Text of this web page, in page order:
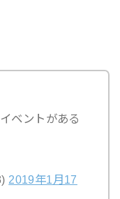
ベントがある
2019年1月17